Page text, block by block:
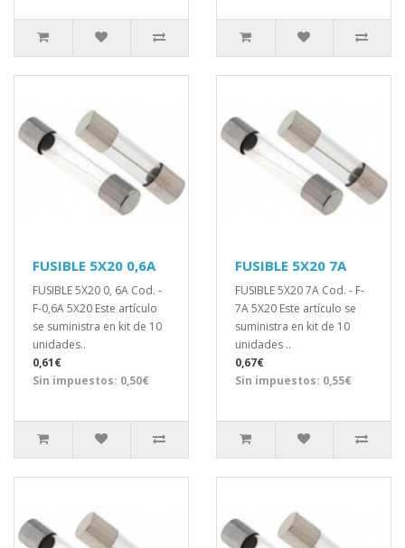
FUSIBLE 5X20 0,6A
FUSIBLE 5X20 0, 6A Cod. -
F-0,6A 5X20 Este artículo
se suministra en kit de 10
unidades..
0,61€
Sin impuestos: 0,50€
FUSIBLE 5X20 7A
FUSIBLE 5X20 7A Cod. - F-
7A 5X20 Este artículo se
suministra en kit de 10
unidades ..
0,67€
Sin impuestos: 0,55€